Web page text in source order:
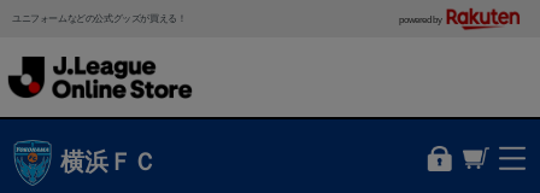
ユニフォームなどの公式グッズが買える！ powered by
横浜ＦＣ